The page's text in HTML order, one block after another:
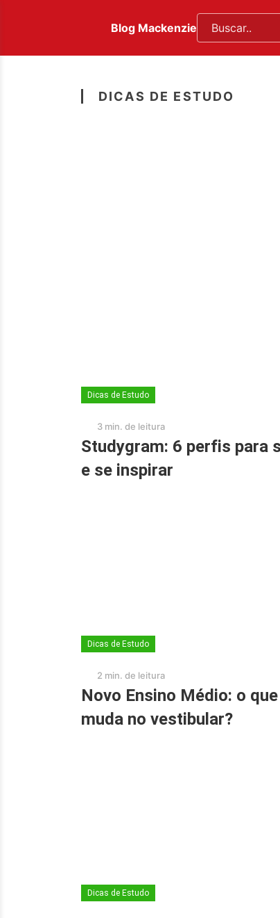
Blog Mackenzie
DICAS DE ESTUDO
Dicas de Estudo
3 min. de leitura
Studygram: 6 perfis para
e se inspirar
Dicas de Estudo
2 min. de leitura
Novo Ensino Médio: o que
muda no vestibular?
Dicas de Estudo